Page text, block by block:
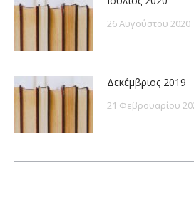
26 Αυγούστου 2020
Δεκέμβριος 2019
21 Φεβρουαρίου